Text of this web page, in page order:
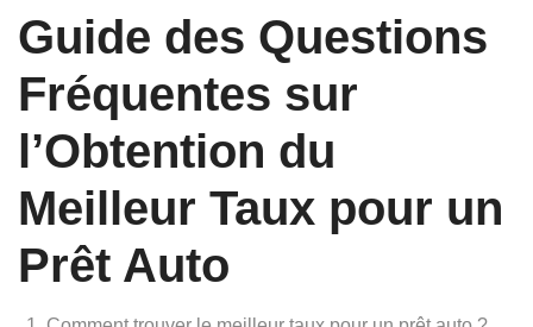
Guide des Questions
Fréquentes sur
l’Obtention du
Meilleur Taux pour un
Prêt Auto